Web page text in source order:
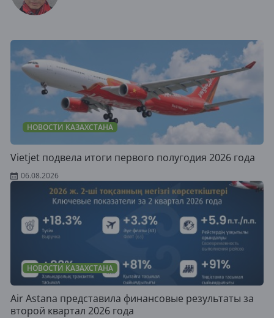
НОВОСТИ КАЗАХСТАНА
Vietjet подвела итоги первого полугодия 2026 года
06.08.2026
НОВОСТИ КАЗАХСТАНА
Air Astana представила финансовые результаты за
второй квартал 2026 года